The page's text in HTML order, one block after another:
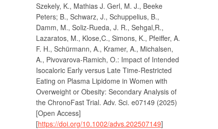
Szekely, K., Mathias J. Gerl, M. J., Beeke
Peters; B., Schwarz, J., Schuppelius, B.,
Damm, M., Soliz-Rueda, J. R., Sehgal,R.,
Lazaratos, M., Klose,C., Simons, K., Pfeiffer, A.
F. H., Schürmann, A., Kramer, A., Michalsen,
A., Pivovarova-Ramich, O.: Impact of Intended
Isocaloric Early versus Late Time-Restricted
Eating on Plasma Lipidome in Women with
Overweight or Obesity: Secondary Analysis of
the ChronoFast Trial. Adv. Sci. e07149 (2025)
[Open Access]
[https://doi.org/10.1002/advs.202507149]